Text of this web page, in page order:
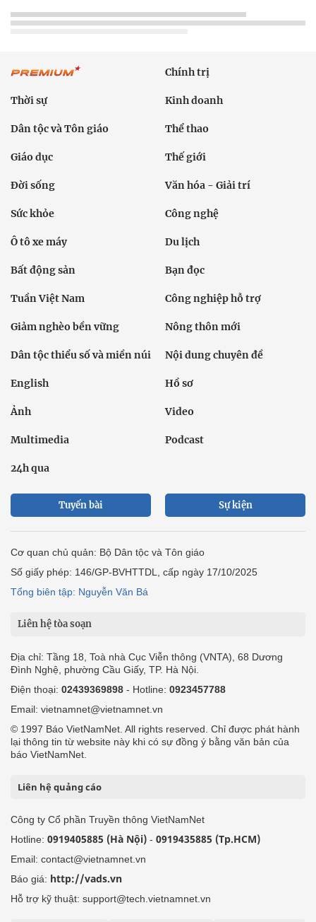
Chính trị
Thời sự Kinh doanh
Dân tộc và Tôn giáo Thể thao
Giáo dục Thế giới
Đời sống Văn hóa - Giải trí
Sức khỏe Công nghệ
Ô tô xe máy Du lịch
Bất động sản Bạn đọc
Tuần Việt Nam Công nghiệp hỗ trợ
Giảm nghèo bền vững Nông thôn mới
Dân tộc thiểu số và miền núi Nội dung chuyên đề
English Hồ sơ
Ảnh Video
Multimedia Podcast
24h qua
Tuyến bài Sự kiện
Cơ quan chủ quản: Bộ Dân tộc và Tôn giáo
Số giấy phép: 146/GP-BVHTTDL, cấp ngày 17/10/2025
Tổng biên tập: Nguyễn Văn Bá
Liên hệ tòa soạn
Địa chỉ: Tầng 18, Toà nhà Cục Viễn thông (VNTA), 68 Dương
Đình Nghệ, phường Cầu Giấy, TP. Hà Nội.
Điện thoại: 02439369898 - Hotline: 0923457788
Email: vietnamnet@vietnamnet.vn
© 1997 Báo VietNamNet. All rights reserved. Chỉ được phát hành
lại thông tin từ website này khi có sự đồng ý bằng văn bản của
báo VietNamNet.
Liên hệ quảng cáo
Công ty Cổ phần Truyền thông VietNamNet
Hotline: 0919405885 (Hà Nội) - 0919435885 (Tp.HCM)
Email: contact@vietnamnet.vn
Báo giá: http://vads.vn
Hỗ trợ kỹ thuật: support@tech.vietnamnet.vn